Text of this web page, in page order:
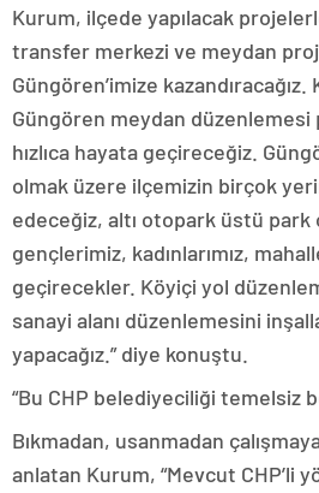
Kurum, ilçede yapılacak
transfer merkezi ve meydan
Güngören’imize kazandıracağız.
Güngören meydan düzenlemesi
hızlıca hayata geçireceğiz.
olmak üzere ilçemizin birçok
edeceğiz, altı otopark üstü park
gençlerimiz, kadınlarımız,
geçirecekler. Köyiçi yol
sanayi alanı düzenlemesini
yapacağız.” diye konuştu.
“Bu CHP belediyeciliği temelsiz
Bıkmadan, usanmadan
anlatan Kurum, “Mevcut CHP’li